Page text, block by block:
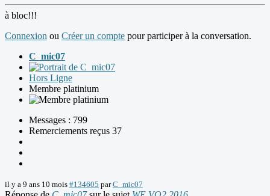
à bloc!!!
Connexion ou Créer un compte pour participer à la conversation.
C_mic07
Hors Ligne
Membre platinium
Messages : 799
Remerciements reçus 37
il y a 9 ans 10 mois #134605 parC_mic07